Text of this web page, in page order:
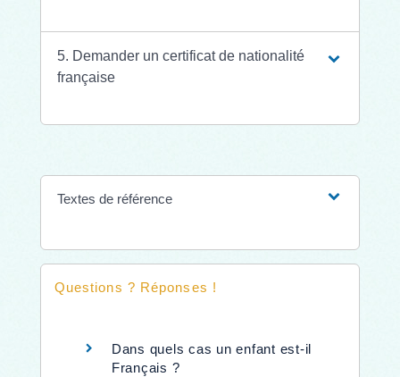
5. Demander un certificat de nationalité
française
Textes de référence
Questions ? Réponses !
Dans quels cas un enfant est-il
Français ?